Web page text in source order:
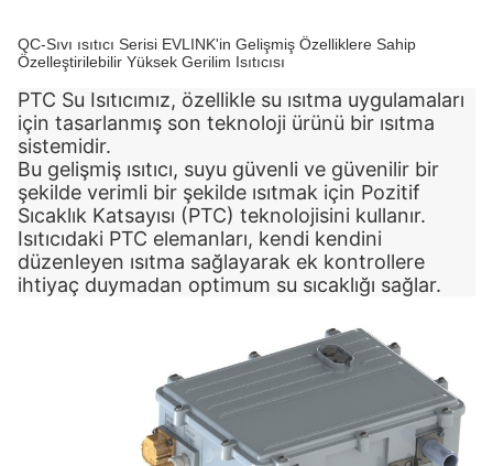
QC-Sıvı ısıtıcı Serisi EVLINK'in Gelişmiş Özelliklere Sahip
Özelleştirilebilir Yüksek Gerilim Isıtıcısı
PTC Su Isıtıcımız, özellikle su ısıtma uygulamaları
için tasarlanmış son teknoloji ürünü bir ısıtma
sistemidir.
Bu gelişmiş ısıtıcı, suyu güvenli ve güvenilir bir
şekilde verimli bir şekilde ısıtmak için Pozitif
Sıcaklık Katsayısı (PTC) teknolojisini kullanır.
Isıtıcıdaki PTC elemanları, kendi kendini
düzenleyen ısıtma sağlayarak ek kontrollere
ihtiyaç duymadan optimum su sıcaklığı sağlar.